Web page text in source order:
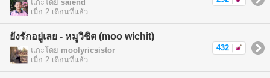
แกะโดย saiend
เมื่อ 2 เดือนที่แล้ว
ยังรักอยู่เลย - หมูวิชิต (moo wichit)
แกะโดย moolyricsistor
เมื่อ 2 เดือนที่แล้ว
432